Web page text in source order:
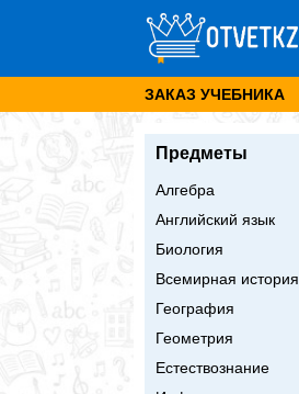
ЗАКАЗ УЧЕБНИКА
Предметы
Алгебра
Английский язык
Биология
Всемирная история
География
Геометрия
Естествознание